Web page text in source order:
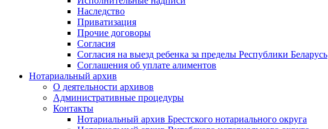
Наследство
Приватизация
Прочие договоры
Согласия
Согласия на выезд ребенка за пределы Республики Беларусь
Соглашения об уплате алиментов
Нотариальный архив
О деятельности архивов
Административные процедуры
Контакты
Нотариальный архив Брестского нотариального округа